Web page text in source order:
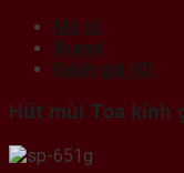
Mô tả
Brand
Đánh giá (0)
Hút mùi Toa kính